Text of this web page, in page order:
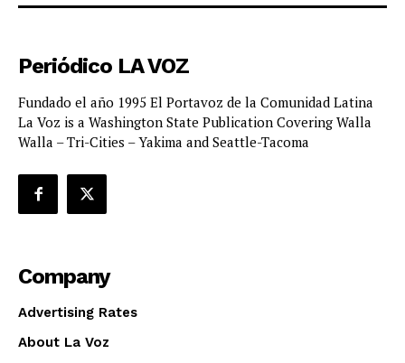
Periódico LA VOZ
Fundado el año 1995 El Portavoz de la Comunidad Latina
La Voz is a Washington State Publication Covering Walla
Walla – Tri-Cities – Yakima and Seattle-Tacoma
Company
Advertising Rates
About La Voz